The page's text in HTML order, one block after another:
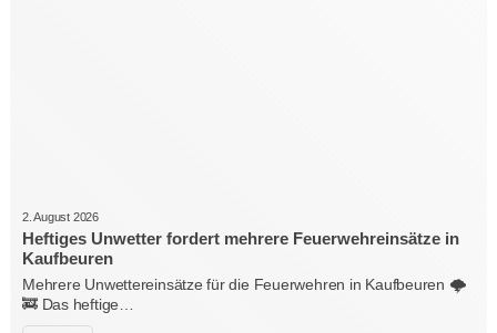
2. August 2026
Heftiges Unwetter fordert mehrere Feuerwehreinsätze in
Kaufbeuren
Mehrere Unwettereinsätze für die Feuerwehren in Kaufbeuren 🌩️
🚒 Das heftige…